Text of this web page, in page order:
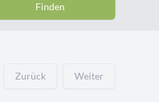
Finden
Zurück Weiter